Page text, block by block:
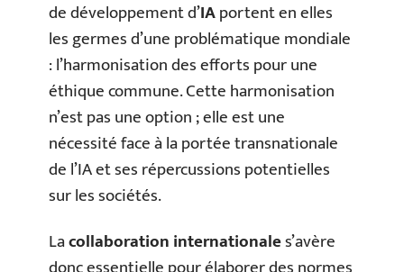
de développement d’IAportent en elles
les germes d’une problématique mondiale
: l’harmonisation des efforts pour une
éthique commune. Cette harmonisation
n’est pas une option ; elle est une
nécessité face à la portée transnationale
de l’IA et ses répercussions potentielles
sur les sociétés.
Lacollaboration internationales’avère